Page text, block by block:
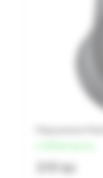
319 lei